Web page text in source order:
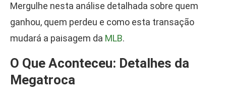
Mergulhe nesta análise detalhada sobre quem
ganhou, quem perdeu e como esta transação
mudará a paisagem da MLB.
O Que Aconteceu: Detalhes da
Megatroca